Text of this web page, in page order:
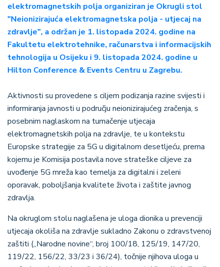
elektromagnetskih polja organiziran je Okrugli stol
"Neionizirajuća elektromagnetska polja - utjecaj na
zdravlje", a održan je 1. listopada 2024. godine na
Fakultetu elektrotehnike, računarstva i informacijskih
tehnologija u Osijeku i 9. listopada 2024. godine u
Hilton Conference & Events Centru u Zagrebu.
Aktivnosti su provedene s ciljem podizanja razine svijesti i
informiranja javnosti u području neionizirajućeg zračenja, s
posebnim naglaskom na tumačenje utjecaja
elektromagnetskih polja na zdravlje, te u kontekstu
Europske strategije za 5G u digitalnom desetljeću, prema
kojemu je Komisija postavila nove strateške ciljeve za
uvođenje 5G mreža kao temelja za digitalni i zeleni
oporavak, poboljšanja kvalitete života i zaštite javnog
zdravlja.
Na okruglom stolu naglašena je uloga dionika u prevenciji
utjecaja okoliša na zdravlje sukladno Zakonu o zdravstvenoj
zaštiti („Narodne novine“, broj 100/18, 125/19, 147/20,
119/22, 156/22, 33/23 i 36/24), točnije njihova uloga u